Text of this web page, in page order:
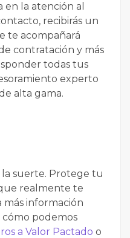
en la atención al
recibirás un
te acompañará
contratación y más
todas tus
experto
alta gama.
la suerte. Protege tu
realmente te
más información
cómo podemos
a Valor Pactado o